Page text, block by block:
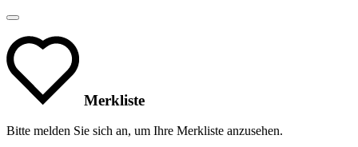
Merkliste
Bitte melden Sie sich an, um Ihre Merkliste anzusehen.